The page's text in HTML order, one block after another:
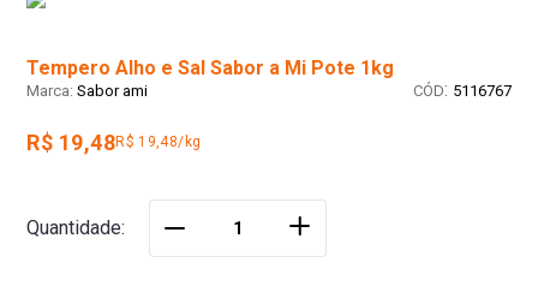
Tempero Alho e Sal Sabor a Mi Pote 1kg
Sabor ami : 5116767
R$ 19,48R$ 19,48/kg
Quantidade ＋